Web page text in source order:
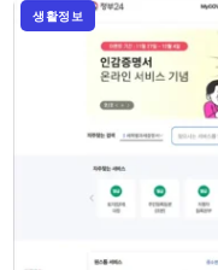
생활정보